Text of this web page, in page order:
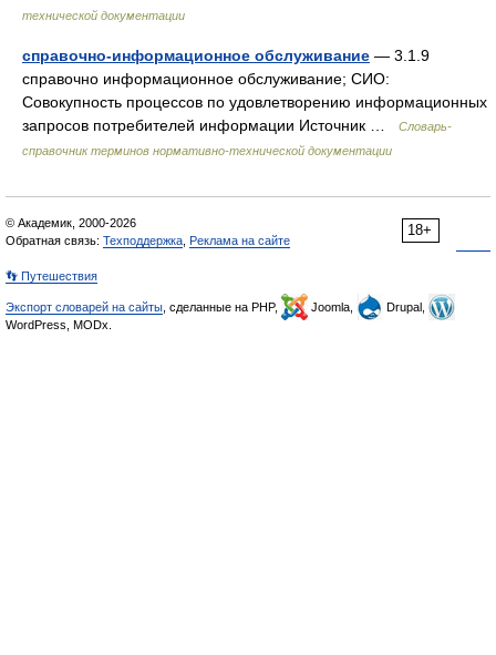
технической документации
справочно-информационное обслуживание — 3.1.9
справочно информационное обслуживание; СИО:
Совокупность процессов по удовлетворению информационных
запросов потребителей информации Источник …
Словарь-
справочник терминов нормативно-технической документации
18+
© Академик, 2000-2026
Обратная связь: Техподдержка Реклама на сайте
👣 Путешествия
Экспорт словарей на сайты , сделанные на PHP, Joomla,
Drupal,
WordPress, MODx.